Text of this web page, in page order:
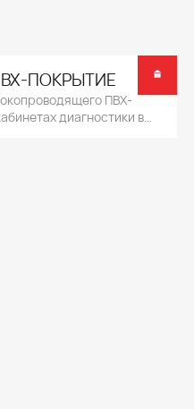
ПОКРЫТИЕ
ПВХ-
диагностики в